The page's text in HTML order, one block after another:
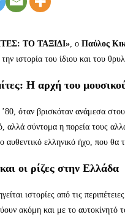
ΤΟ ΤΑΞΙΔΙ» , ο Παύλος
την ιστορία του ίδιου και του
Η αρχή του μουσικού
’80, όταν βρισκόταν ανάμεσα
αλλά σύντομα η πορεία τους
αυθεντικό ελληνικό ήχο, που
οι ρίζες στην Ελλάδα
ιστορίες από τις
ακόμη και με το αυτοκίνητό